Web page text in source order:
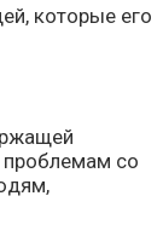
которые его
проблемам со